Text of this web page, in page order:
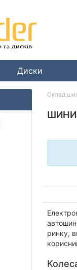
Диски
ШИНИ
ринку,
Склад